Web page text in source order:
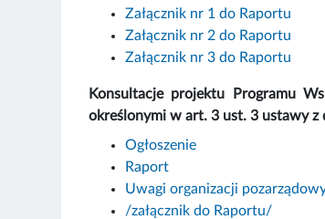
Załącznik nr 1 do Raportu
Załącznik nr 2 do Raportu
Załącznik nr 3 do Raportu
Konsultacje projektu Programu
określonymi w art. 3 ust. 3 ustawy z
Ogłoszenie
Raport
Uwagi organizacji
/załącznik do Raportu/